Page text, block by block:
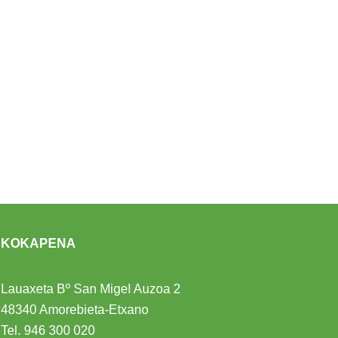
KOKAPENA
Lauaxeta Bº San Migel Auzoa 2
48340 Amorebieta-Etxano
Tel.946 300 020